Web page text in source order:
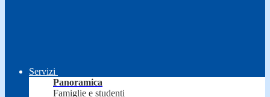
Servizi
Panoramica
Famiglie e studenti